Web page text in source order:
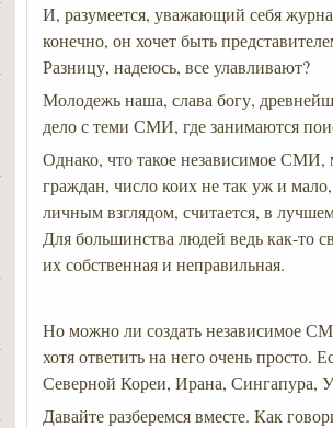
И, разумеется, уважающий себя
конечно, он хочет быть
Разницу, надеюсь, все улавливают?
Молодежь наша, слава богу,
дело с теми СМИ, где занимаются
Однако, что такое независимое
граждан, число коих не так уж и
личным взглядом, считается, в
Для большинства людей ведь как-то
их собственная и неправильная.
Но можно ли создать независимое
хотя ответить на него очень просто.
Северной Кореи, Ирана, Сингапура,
Давайте разберемся вместе. Как